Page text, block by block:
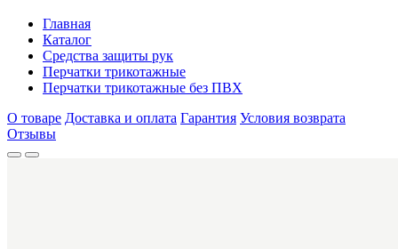
Главная
Каталог
Средства защиты рук
Перчатки трикотажные
Перчатки трикотажные без ПВХ
О товаре Доставка и оплата Гарантия Условия возврата
Отзывы